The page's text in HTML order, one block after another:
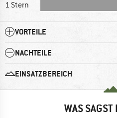
1 Stern
VORTEILE
NACHTEILE
EINSATZBEREICH
WAS